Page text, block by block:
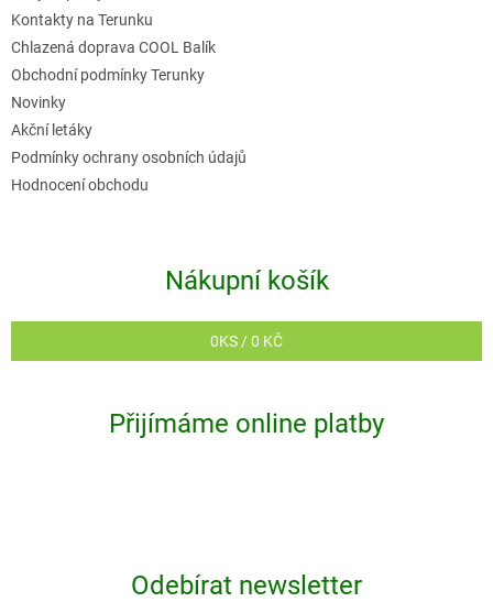
Kontakty na Terunku
Chlazená doprava COOL Balík
Obchodní podmínky Terunky
Novinky
Akční letáky
Podmínky ochrany osobních údajů
Hodnocení obchodu
Nákupní košík
0KS /0 KČ
Přijímáme online platby
Odebírat newsletter